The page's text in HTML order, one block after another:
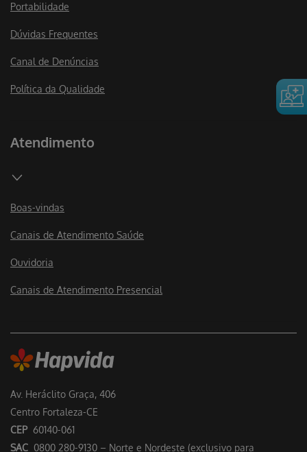
Av. Heráclito Graça, 406
Centro Fortaleza-CE
CEP 60140-061
SAC 0800 280-9130 – Norte e Nordeste (exclusivo para
Portabilidade
Dúvidas Frequentes
Canal de Denúncias
Política da Qualidade
Atendimento
Boas-vindas
Canais de Atendimento Saúde
Ouvidoria
Canais de Atendimento Presencial